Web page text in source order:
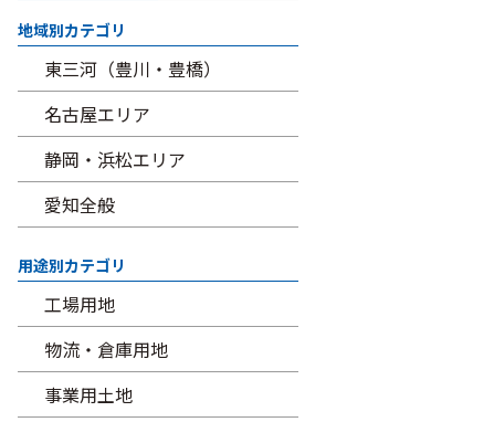
地域別カテゴリ
東三河（豊川・豊橋）
名古屋エリア
静岡・浜松エリア
愛知全般
用途別カテゴリ
工場用地
物流・倉庫用地
事業用土地